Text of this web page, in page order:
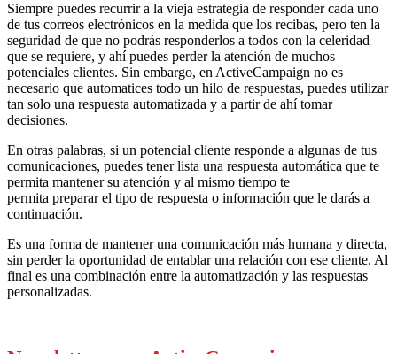
Siempre puedes recurrir a la vieja estrategia de responder cada uno
de tus correos electrónicos en la medida que los recibas, pero ten la
seguridad de que no podrás responderlos a todos con la celeridad
que se requiere, y ahípuedes perderla atención de muchos
potenciales clientes. Sin embargo, en ActiveCampaign no es
necesario que automatices todo un hilo de respuestas, puedes utilizar
tan solo una respuesta automatizada y a partir de ahí tomar
decisiones.
En otras palabras, si un potencial cliente responde a algunas de tus
comunicaciones, puedes tener lista una respuesta automática que te
permita mantener su atención y al mismo tiempo te
permita prepararel tipo de respuesta o información que le darás a
continuación.
Es una forma de mantener una comunicación más humana y directa,
sin perder la oportunidad de entablar una relación con ese cliente. Al
final es una combinación entre la automatización y las respuestas
personalizadas.